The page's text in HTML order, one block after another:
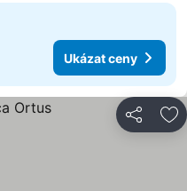
Ukázat ceny
Sdílet